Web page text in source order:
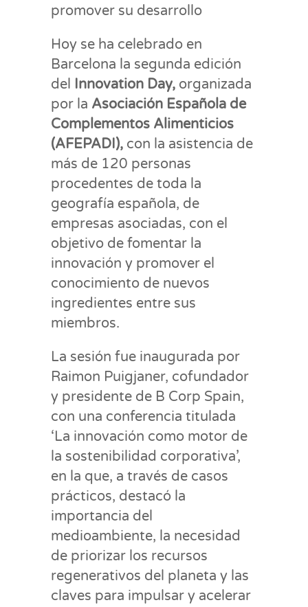
promover su desarrollo
Hoy se ha celebrado en
Barcelona la segunda edición
del Innovation Day, organizada
por la Asociación Española de
Complementos Alimenticios
(AFEPADI), con la asistencia de
más de 120 personas
procedentes de toda la
geografía española, de
empresas asociadas, con el
objetivo de fomentar la
innovación y promover el
conocimiento de nuevos
ingredientes entre sus
miembros.
La sesión fue inaugurada por
Raimon Puigjaner, cofundador
y presidente de B Corp Spain,
con una conferencia titulada
‘La innovación como motor de
la sostenibilidad corporativa’,
en la que, a través de casos
prácticos, destacó la
importancia del
medioambiente, la necesidad
de priorizar los recursos
regenerativos del planeta y las
claves para impulsar y acelerar